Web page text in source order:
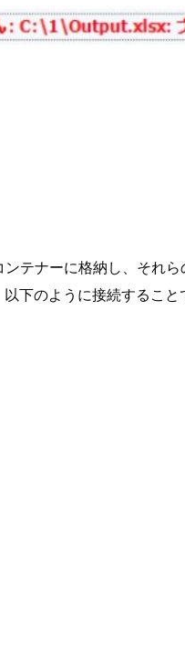
テナーに格納し、それら
下のように接続するこ